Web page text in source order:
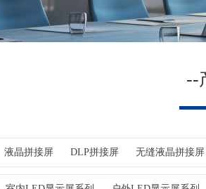
--
液晶拼接屏 DLP拼接屏 无缝液晶拼接屏